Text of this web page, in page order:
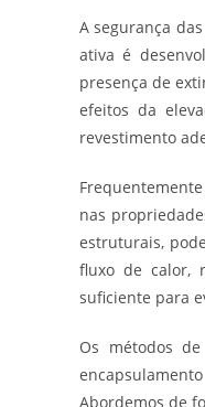
A segurança
ativa é
presença de
efeitos da
revestimento
nas
estruturais,
fluxo de calor,
suficiente para
Os métodos
Abordemos de